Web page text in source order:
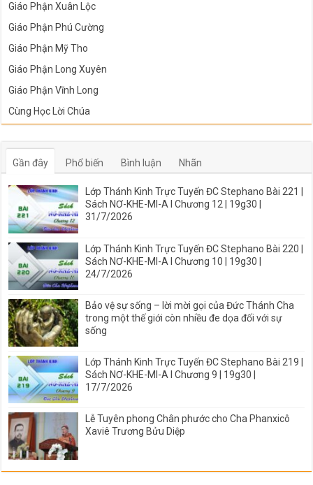
Giáo Phận Xuân Lộc
Giáo Phận Phú Cường
Giáo Phận Mỹ Tho
Giáo Phận Long Xuyên
Giáo Phận Vĩnh Long
Cùng Học Lời Chúa
Gần đây Phổ biến Bình luận Nhãn
Lớp Thánh Kinh Trực Tuyến ĐC Stephano Bài 221 |
Sách NƠ-KHE-MI-A I Chương 12 | 19g30 |
31/7/2026
Lớp Thánh Kinh Trực Tuyến ĐC Stephano Bài 220 |
Sách NƠ-KHE-MI-A I Chương 10 | 19g30 |
24/7/2026
Bảo vệ sự sống – lời mời gọi của Đức Thánh Cha
trong một thế giới còn nhiều đe dọa đối với sự
sống
Lớp Thánh Kinh Trực Tuyến ĐC Stephano Bài 219 |
Sách NƠ-KHE-MI-A I Chương 9 | 19g30 |
17/7/2026
Lễ Tuyên phong Chân phước cho Cha Phanxicô
Xaviê Trương Bửu Diệp